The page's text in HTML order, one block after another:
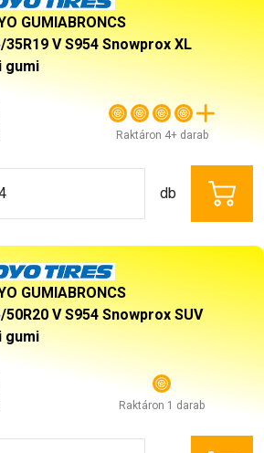
GUMIABRONCS
35R19 V S954 Snowprox XL
gumi
Raktáron 4+ darab
db
GUMIABRONCS
50R20 V S954 Snowprox SUV
gumi
Raktáron 1 darab